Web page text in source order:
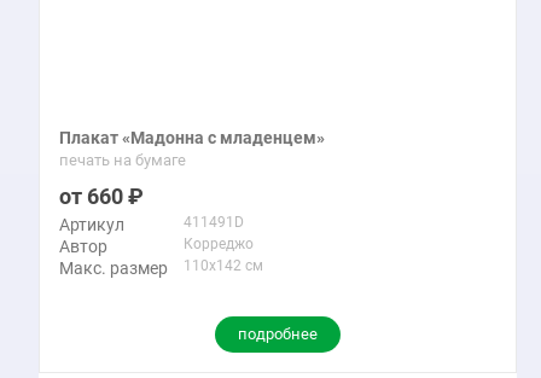
Плакат «Мадонна с младенцем»
печать на бумаге
660
Артикул 411491D
Автор Корреджо
Макс. размер 110x142 см
подробнее